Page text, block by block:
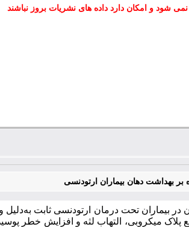
شود و امکان دارد داده های نشریات بروز نباشند
بر بهداشت دهان بیماران ارتودنسی
در بیماران تحت درمان ارتودنسی ثابت
پلاک میکروبی، التهاب لثه و افزایش خطر